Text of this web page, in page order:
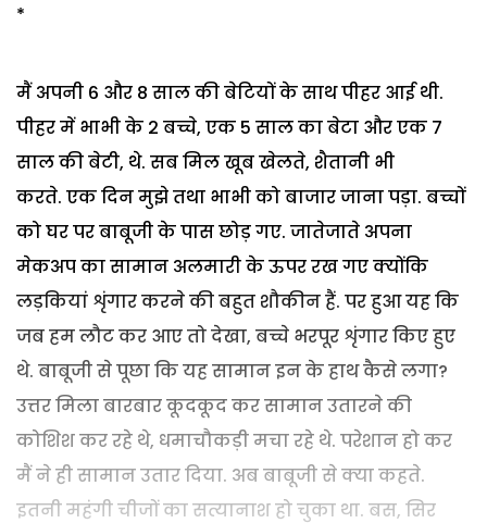
*
मैं अपनी 6 और 8 साल की बेटियों के साथ पीहर आई थी.
पीहर में भाभी के 2 बच्चे, एक 5 साल का बेटा और एक 7
साल की बेटी, थे. सब मिल खूब खेलते, शैतानी भी
करते. एक दिन मुझे तथा भाभी को बाजार जाना पड़ा. बच्चों
को घर पर बाबूजी के पास छोड़ गए. जातेजाते अपना
मेकअप का सामान अलमारी के ऊपर रख गए क्योंकि
लड़कियां शृंगार करने की बहुत शौकीन हैं. पर हुआ यह कि
जब हम लौट कर आए तो देखा, बच्चे भरपूर शृंगार किए हुए
थे. बाबूजी से पूछा कि यह सामान इन के हाथ कैसे लगा?
उत्तर मिला बारबार कूदकूद कर सामान उतारने की
कोशिश कर रहे थे, धमाचौकड़ी मचा रहे थे. परेशान हो कर
मैं ने ही सामान उतार दिया. अब बाबूजी से क्या कहते.
इतनी महंगी चीजों का सत्यानाश हो चुका था. बस, सिर